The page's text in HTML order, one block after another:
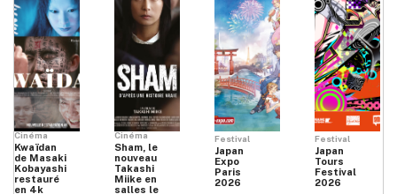
Cinéma
Kwaïdan
de Masaki
Kobayashi
restauré
en 4k
Cinéma
Sham, le
nouveau
Takashi
Miike en
salles le
Festival
Japan
Expo
Paris
2026
Festival
Japan
Tours
Festival
2026